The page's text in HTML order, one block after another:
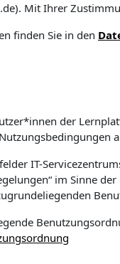
Mit Ihrer
finden Sie in den
der
IT-
im Sinne